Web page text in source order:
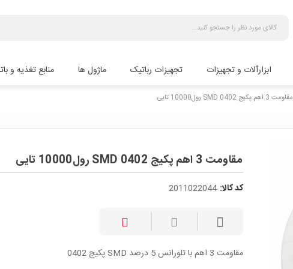
ابزارآلات و تجهیزات تجهیزات رباتیک ماژول ها منابع تغذیه و
مقاومت 3 اهم پکیج SMD 0402 رول10000 تایی
مقاومت 3 اهم پکیج SMD 0402 رول10000 تایی
کد کالا: 2011022044
مقاومت 3 اهم با تلورانس 5 درصد SMD پکیج 0402